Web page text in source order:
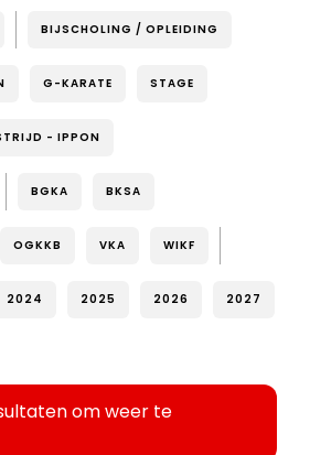
BIJSCHOLING / OPLEIDING
G-KARATE STAGE
- IPPON
BGKA BKSA
OGKKB VKA WIKF
2024 2025 2026 2027
om weer te